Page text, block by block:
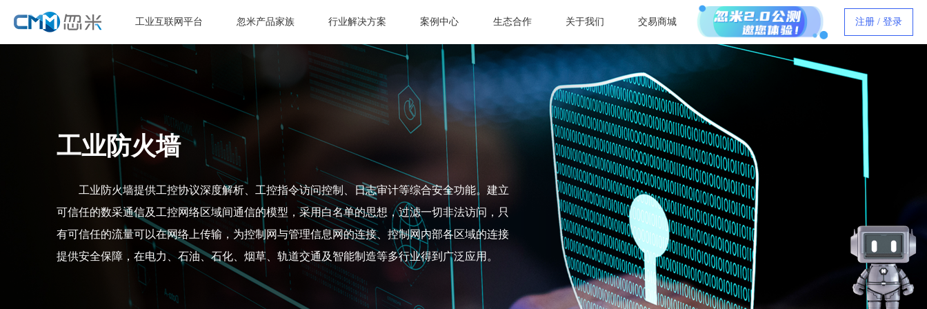
工业互联网平台 忽米产品家族 行业解决方案 案例中心 生态合作 关于我们 交易商城 注册 / 登录
工业防火墙
工业防火墙提供工控协议深度解析、工控指令访问控制、日志审计等综合安全功能。建立
可信任的数采通信及工控网络区域间通信的模型，采用白名单的思想，过滤一切非法访问，只
有可信任的流量可以在网络上传输，为控制网与管理信息网的连接、控制网内部各区域的连接
提供安全保障，在电力、石油、石化、烟草、轨道交通及智能制造等多行业得到广泛应用。